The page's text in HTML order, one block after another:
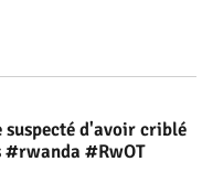
suspecté d'avoir criblé
#rwanda #RwOT